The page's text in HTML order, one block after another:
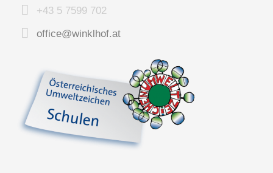
+43 5 7599 702
office@winklhof.at